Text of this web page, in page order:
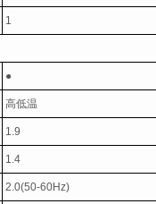
1
●
高低温
1.9
1.4
2.0(50-60Hz)